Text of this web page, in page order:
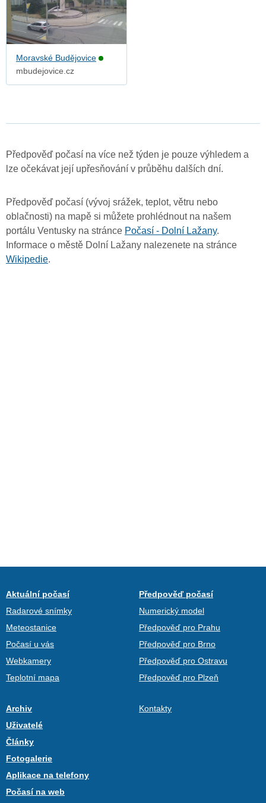
Moravské Budějovice
mbudejovice.cz
Předpověď počasí na více než týden je pouze výhledem a
lze očekávat její upřesňování v průběhu dalších dní.
Předpověď počasí (vývoj srážek, teplot, větru nebo
oblačnosti) na mapě si můžete prohlédnout na našem
portálu Ventusky na stránce Počasí - Dolní Lažany.
Informace o městě Dolní Lažany nalezenete na stránce
Wikipedie.
Aktuální počasí
Radarové snímky
Meteostanice
Počasí u vás
Webkamery
Teplotní mapa
Předpověď počasí
Numerický model
Předpověď pro Prahu
Předpověď pro Brno
Předpověď pro Ostravu
Předpověď pro Plzeň
Archiv
Uživatelé
Články
Fotogalerie
Aplikace na telefony
Počasí na web
Kontakty